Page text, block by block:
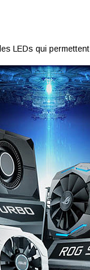
LEDs qui